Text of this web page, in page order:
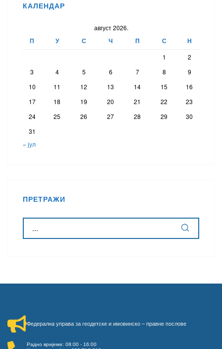
КАЛЕНДАР
август 2026.
П У С Ч П С Н
1
2
3
4 5 6 7 8
9
10
11 12 13 14 15
16
17
18 19 20 21 22
23
24
25 26 27 28 29
30
31
« јул
ПРЕТРАЖИ
Федерална управа за геодетске и имовинско – правне послове​
Радно вријеме: 08:00 - 16:00